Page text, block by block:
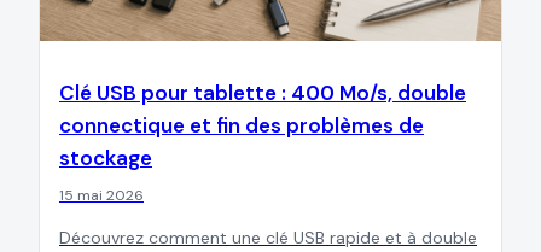
Clé USB pour tablette : 400 Mo/s, double
connectique et fin des problèmes de
stockage
15 mai 2026
Découvrez comment une clé USB rapide et à double